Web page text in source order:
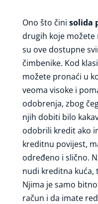
Ono što čini solida
drugih koje
su ove dostupne
čimbenike. Kod
možete pronaći u
veoma visoke i
odobrenja, zbog
njih dobiti bilo
odobrili kredit ako
kreditnu povijest,
određeno i slično.
nudi kreditna kuća,
Njima je samo
račun i da imate